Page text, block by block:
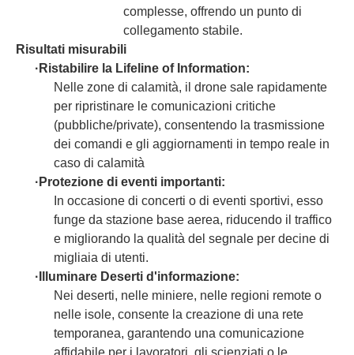
complesse, offrendo un punto di
collegamento stabile.
Risultati misurabili
· Ristabilire la Lifeline of Information:
Nelle zone di calamità, il drone sale rapidamente
per ripristinare le comunicazioni critiche
(pubbliche/private), consentendo la trasmissione
dei comandi e gli aggiornamenti in tempo reale in
caso di calamità
· Protezione di eventi importanti:
In occasione di concerti o di eventi sportivi, esso
funge da stazione base aerea, riducendo il traffico
e migliorando la qualità del segnale per decine di
migliaia di utenti.
· Illuminare Deserti d'informazione:
Nei deserti, nelle miniere, nelle regioni remote o
nelle isole, consente la creazione di una rete
temporanea, garantendo una comunicazione
affidabile per i lavoratori, gli scienziati o le